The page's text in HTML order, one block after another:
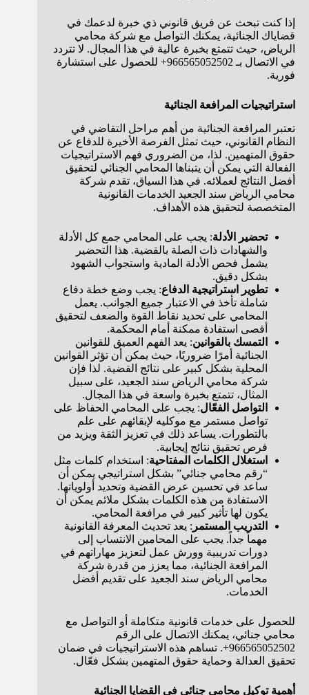
إذا كنت تبحث عن فريق قانوني ذي خبرة لدعمك في
قضاياك الجنائية، يمكنك التواصل مع شركة محامي
الرياض، حيث تتمتع بخبرة عالية في هذا المجال. لا تتردد
في الاتصال بـ 966565052502+ للحصول على استشارة
فورية.
استراتيجيات المرافعة الجنائية
تعتبر المرافعة الجنائية من أهم مراحل التقاضي في
النظام القانوني، حيث تمثل الفرصة الأخيرة للدفاع عن
حقوق المتهمين. لذا، من الضروري فهم الاستراتيجيات
الفعالة التي يمكن أن يتبناها المحامي الجنائي لتحقيق
أفضل النتائج لعملائه. في هذا السياق، تقدم شركة
محامي الرياض سند الجعيد الخدمات القانونية
المتخصصة لتحقيق هذه الأهداف.
تحضير الأدلة: يجب على المحامي جمع كل الأدلة
والشهادات ذات الصلة بالقضية. هذا التحضير
يشمل فحص الأدلة المادية واستجواب الشهود
بشكل دقيق.
تطوير استراتيجية الدفاع: يجب وضع خطة دفاع
شاملة تأخذ في الاعتبار جميع الجوانب. يعمل
المحامي على تحديد نقاط القوة والضعف لتحقيق
أقصى استفادة ممكنة أمام المحكمة.
التمسك بالقوانين: يعد الفهم العميق للقوانين
الجنائية أمرًا ضروريًا، حيث يمكن أن تؤثر القوانين
المحلية بشكل كبير على نتائج القضية. لذا فإن
شركة محامي الرياض سند الجعيد، على سبيل
المثال، تتمتع بخبرة واسعة في هذا المجال.
التواصل الفعّال: يجب على المحامي الحفاظ على
تواصل مستمر مع موكليه لإبقائهم على علم
بالتطورات. يساعد ذلك في تعزيز الثقة ويزيد من
فرص تحقيق نتائج إيجابية.
استغلال الكلمات المفتاحية: استخدام كلمات مثل
“رقم محامي جنائي” بشكل استراتيجي يمكن أن
ساعد في تحسين عرض القضية وتحديد أولوياتها.
الاستفادة من هذه الكلمات بشكل ملائم يمكن أن
يكون لها تأثير كبير في مرافعة المحامي.
التدريب المستمر : يعد تحديث المعرفة القانونية
مهماً جداً. يجب على المحامين الانتساب إلى
دورات تدريبية وورش عمل لتعزيز مهاراتهم في
المرافعة الجنائية، مما يعزز من قدرة شركة
محامي الرياض سند الجعيد على تقديم أفضل
الخدمات.
للحصول على خدمات قانونية متكاملة أو التواصل مع
محامي جنائي، يمكنك الاتصال على الرقم
966565052502+. تساهم هذه الاستراتيجيات في ضمان
تحقيق العدالة وحماية حقوق المتهمين بشكل فعّال.
أهمية توكيل محامي جنائي في القضايا الجنائية